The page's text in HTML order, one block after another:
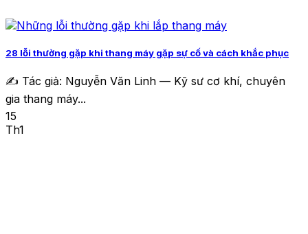
28 lỗi thường gặp khi thang máy gặp sự cố và cách khắc phục
✍️ Tác giả: Nguyễn Văn Linh — Kỹ sư cơ khí, chuyên
gia thang máy...
15
Th1